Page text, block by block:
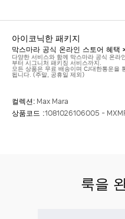
아이코닉한 패키지
막스마라 공식 온라인 스토어 혜택
다양한 서비스와 함께 막스마라 공식 온
부터 시그니처 패키징 서비스까지.
모든 상품은 무료 배송이며 CJ대한통운
됩니다. (주말, 공휴일 제외)
컬렉션: Max Mara
상품코드 :1081026106005 -
룩을